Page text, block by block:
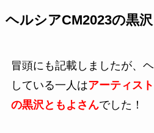
ヘルシアCM2023の黒
冒頭にも記載しましたが、
している一人はアーティス
の黒沢ともよさんでした！